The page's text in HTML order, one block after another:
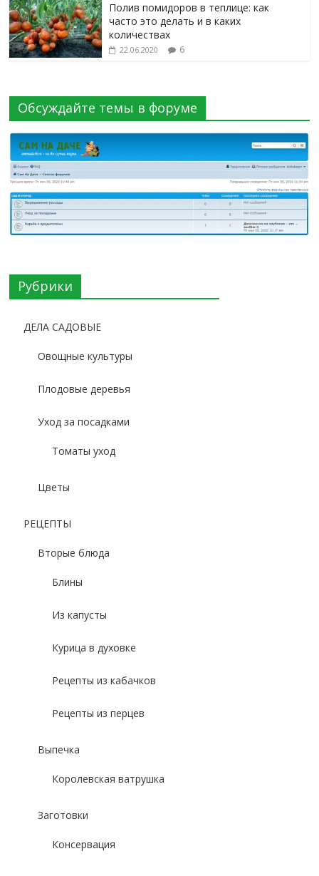
Полив помидоров в теплице: как
часто это делать и в каких
количествах
22.06.2020 6
Обсуждайте темы в форуме
Рубрики
ДЕЛА САДОВЫЕ
Овощные культуры
Плодовые деревья
Уход за посадками
Томаты уход
Цветы
РЕЦЕПТЫ
Вторые блюда
Блины
Из капусты
Курица в духовке
Рецепты из кабачков
Рецепты из перцев
Выпечка
Королевская ватрушка
Заготовки
Консервация